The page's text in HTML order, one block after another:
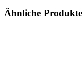
Ähnliche Produkte